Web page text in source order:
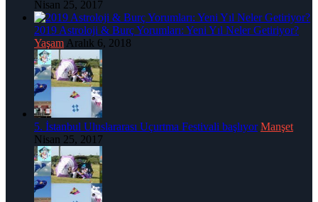
Nisan 25, 2017
2019 Astroloji & Burç Yorumları: Yeni Yıl Neler Getiriyor?
Yaşam Aralık 6, 2018
5. İstanbul Uluslararası Uçurtma Festivali başlıyor Manşet
Nisan 25, 2017